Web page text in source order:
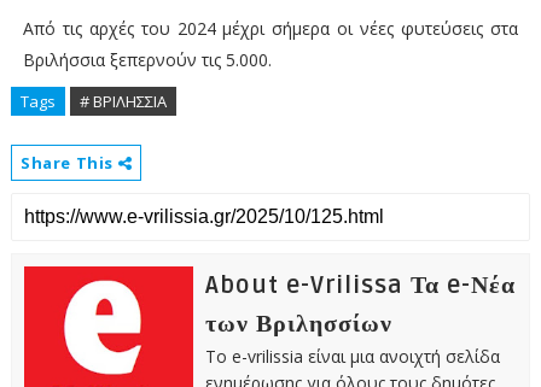
Από τις αρχές του 2024 μέχρι σήμερα οι νέες φυτεύσεις στα
Βριλήσσια ξεπερνούν τις 5.000.
Tags # ΒΡΙΛΗΣΣΙΑ
Share This
About e-Vrilissa Τα e-Νέα
των Βριλησσίων
Το e-vrilissia είναι μια ανοιχτή σελίδα